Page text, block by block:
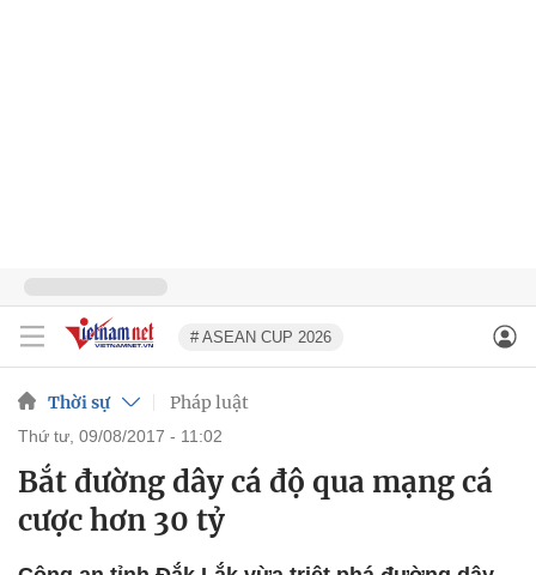
# ASEAN CUP 2026
Thời sự Pháp luật
thứ tư, 09/08/2017 - 11:02
Bắt đường dây cá độ qua mạng cá
cược hơn 30 tỷ